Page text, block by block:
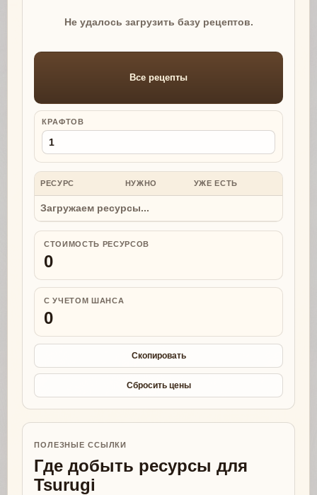
Не удалось загрузить базу рецептов.
Все рецепты
КРАФТОВ
РЕСУРС НУЖНО УЖЕ ЕСТЬ
Загружаем ресурсы...
СТОИМОСТЬ РЕСУРСОВ
0
С УЧЕТОМ ШАНСА
0
Скопировать
Сбросить цены
ПОЛЕЗНЫЕ ССЫЛКИ
Где добыть ресурсы для
Tsurugi